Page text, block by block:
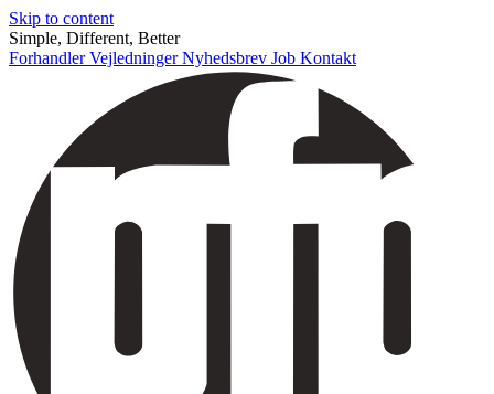
Skip to content
Simple, Different, Better
ForhandlerVejledningerNyhedsbrev Job Kontakt